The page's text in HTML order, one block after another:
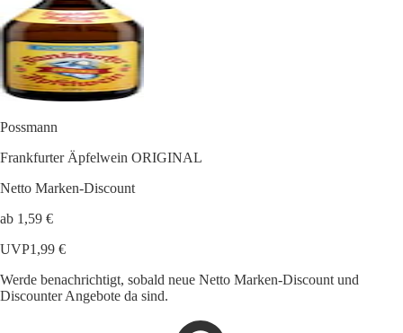
Possmann
Frankfurter Äpfelwein ORIGINAL
Netto Marken-Discount
ab 1,59 €
UVP1,99 €
Werde benachrichtigt, sobald neue Netto Marken-Discount und
Discounter Angebote da sind.